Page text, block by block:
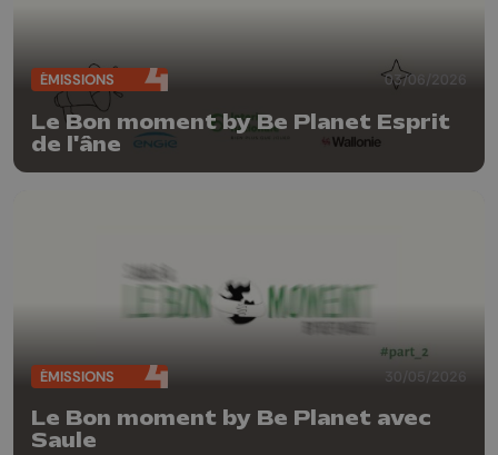
ÉMISSIONS 03/06/2026
Le Bon moment by Be Planet Esprit
de l'âne
ÉMISSIONS 30/05/2026
Le Bon moment by Be Planet avec
Saule